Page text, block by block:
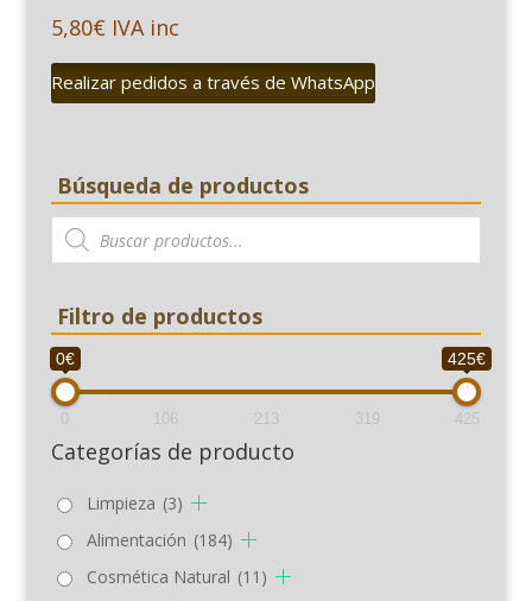
5,80€ IVA inc
Realizar pedidos a través de WhatsApp
Búsqueda de productos
Búsqueda
de
productos
Filtro de productos
0€ 425€
0 106 213 319 425
Categorías de producto
Limpieza (3)
Alimentación (184)
Cosmética Natural (11)